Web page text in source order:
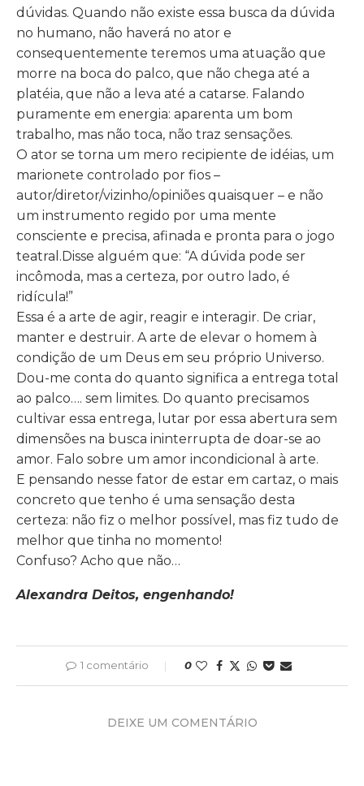
dúvidas. Quando não existe essa busca da dúvida
no humano, não haverá no ator e
consequentemente teremos uma atuação que
morre na boca do palco, que não chega até a
platéia, que não a leva até a catarse. Falando
puramente em energia: aparenta um bom
trabalho, mas não toca, não traz sensações.
O ator se torna um mero recipiente de idéias, um
marionete controlado por fios –
autor/diretor/vizinho/opiniões quaisquer – e não
um instrumento regido por uma mente
consciente e precisa, afinada e pronta para o jogo
teatral.Disse alguém que: “A dúvida pode ser
incômoda, mas a certeza, por outro lado, é
ridícula!”
Essa é a arte de agir, reagir e interagir. De criar,
manter e destruir. A arte de elevar o homem à
condição de um Deus em seu próprio Universo.
Dou-me conta do quanto significa a entrega total
ao palco…. sem limites. Do quanto precisamos
cultivar essa entrega, lutar por essa abertura sem
dimensões na busca ininterrupta de doar-se ao
amor. Falo sobre um amor incondicional à arte.
E pensando nesse fator de estar em cartaz, o mais
concreto que tenho é uma sensação desta
certeza: não fiz o melhor possível, mas fiz tudo de
melhor que tinha no momento!
Confuso? Acho que não…
Alexandra Deitos, engenhando!
1 comentário 0
DEIXE UM COMENTÁRIO